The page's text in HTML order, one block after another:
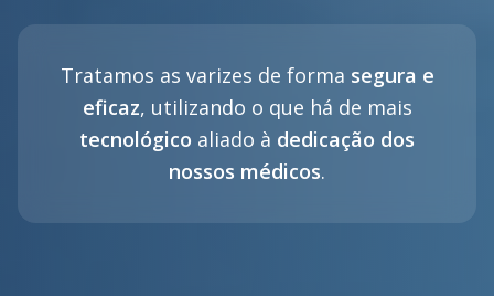
Tratamos as varizes de forma segura e
eficaz, utilizando o que há de mais
tecnológico aliado à dedicação dos
nossos médicos.